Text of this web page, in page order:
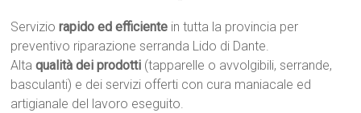
Serviziorapido ed efficiente in tutta la provincia per
preventivo riparazione serranda Lido di Dante.
Altaqualità dei prodotti (tapparelle o avvolgibili, serrande,
basculanti) e dei servizi offerti con cura maniacale ed
artigianale del lavoro eseguito.